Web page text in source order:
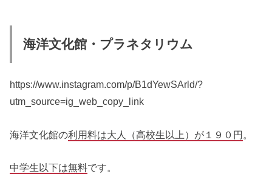
海洋文化館・プラネタリウム
https://www.instagram.com/p/B1dYewSArld/?
utm_source=ig_web_copy_link
海洋文化館の利用料は大人（高校生以上）が１９０円
中学生以下は無料です。